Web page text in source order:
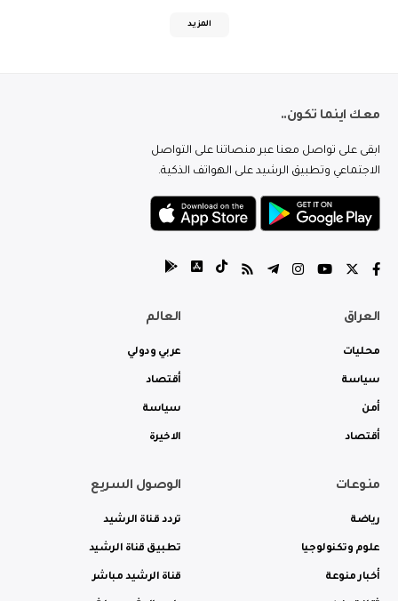
المزيد
معك اينما تكون..
ابقى على تواصل معنا عبر منصاتنا على التواصل
الاجتماعي وتطبيق الرشيد على الهواتف الذكية.
العراق
محليات
سياسة
أمن
أقتصاد
العالم
عربي ودولي
أقتصاد
سياسة
الاخيرة
منوعات
رياضة
علوم وتكنولوجيا
أخبار منوعة
الوصول السريع
تردد قناة الرشيد
تطبيق قناة الرشيد
قناة الرشيد مباشر